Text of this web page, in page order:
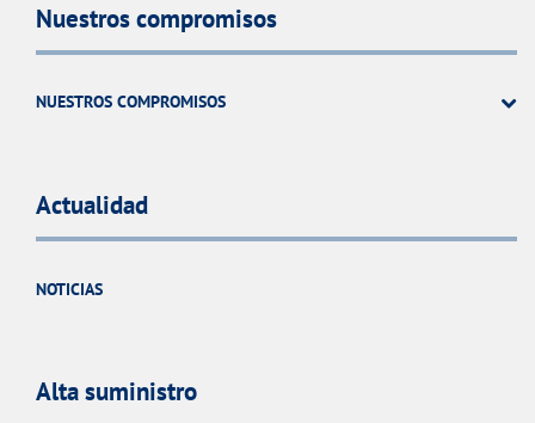
Nuestros compromisos
NUESTROS COMPROMISOS
Actualidad
NOTICIAS
Alta suministro